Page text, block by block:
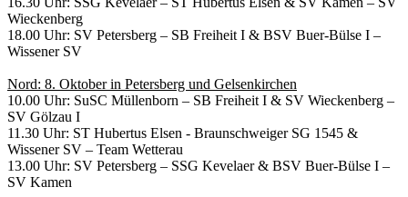
Wieckenberg
18.00 Uhr: SV Petersberg – SB Freiheit I & BSV Buer-Bülse I –
Wissener SV
Nord: 8. Oktober in Petersberg und Gelsenkirchen
10.00 Uhr: SuSC Müllenborn – SB Freiheit I & SV Wieckenberg –
SV Gölzau I
11.30 Uhr: ST Hubertus Elsen - Braunschweiger SG 1545 &
Wissener SV – Team Wetterau
13.00 Uhr: SV Petersberg – SSG Kevelaer & BSV Buer-Bülse I –
SV Kamen